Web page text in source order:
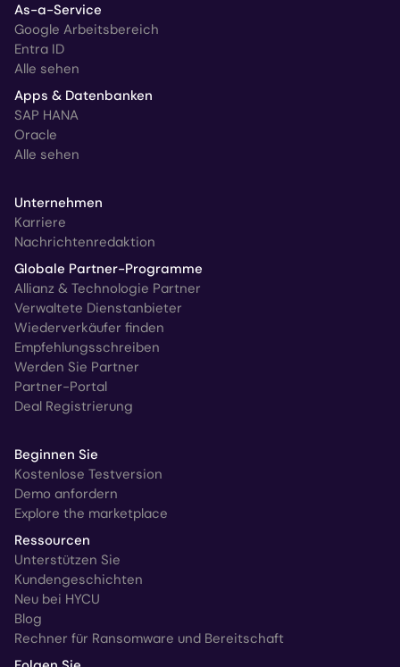
As-a-Service
Google Arbeitsbereich
Entra ID
Alle sehen
Apps & Datenbanken
SAP HANA
Oracle
Alle sehen
Unternehmen
Karriere
Nachrichtenredaktion
Globale Partner-Programme
Allianz & Technologie Partner
Verwaltete Dienstanbieter
Wiederverkäufer finden
Empfehlungsschreiben
Werden Sie Partner
Partner-Portal
Deal Registrierung
Beginnen Sie
Kostenlose Testversion
Demo anfordern
Explore the marketplace
Ressourcen
Unterstützen Sie
Kundengeschichten
Neu bei HYCU
Blog
Rechner für Ransomware und Bereitschaft